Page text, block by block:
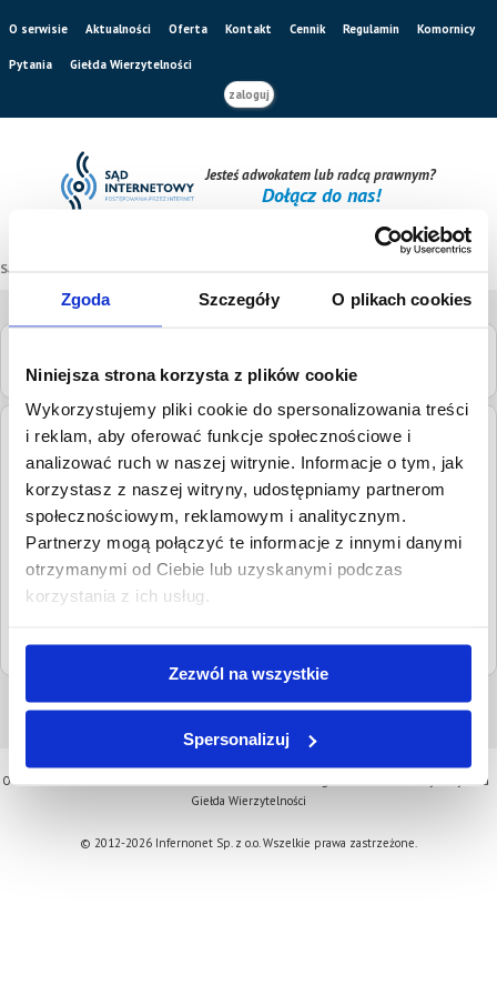
Zgoda Szczegóły O plikach cookies
Niniejsza strona korzysta z plików cookie
Wykorzystujemy pliki cookie do spersonalizowania treści
i reklam, aby oferować funkcje społecznościowe i
analizować ruch w naszej witrynie. Informacje o tym, jak
korzystasz z naszej witryny, udostępniamy partnerom
społecznościowym, reklamowym i analitycznym.
Partnerzy mogą połączyć te informacje z innymi danymi
otrzymanymi od Ciebie lub uzyskanymi podczas
korzystania z ich usług.
Zezwól na wszystkie
Spersonalizuj
O serwisie Aktualności Oferta Kontakt Cennik Regulamin Komornicy
Pytania
Giełda Wierzytelności
zaloguj
Jesteś adwokatem lub radcą prawnym?
Dołącz do nas!
Sąd internetowy
Sąd Rejonowy w Bydgoszczy
Adres: Wały Jagiellońskie 4, 85-128 Bydgoszcz
Numery
kontaktowe:
tel. (52) 58 78 500
52 58-78-504
Adresy email: boi@bydgoszcz.sr.gov.pl
Strona www: bip.bydgoszcz.sr.gov.pl/
O serwisie
Pytania
Giełda Wierzytelności
© 2012-2026 Infernonet Sp. z o.o. Wszelkie prawa zastrzeżone.